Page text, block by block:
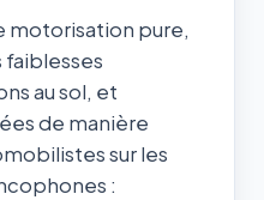
motorisation pure,
faiblesses
au sol, et
de manière
sur les
: